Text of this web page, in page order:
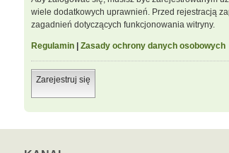
wiele dodatkowych uprawnień. Przed rejestracją
zagadnień dotyczących funkcjonowania witryny.
Regulamin| Zasady ochrony danych osobowych
Zarejestruj się